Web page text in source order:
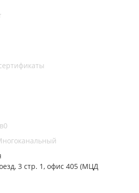
0
3 стр. 1, офис 405 (МЦД